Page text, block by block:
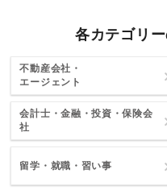
各カテゴリ
不動産会社・
エージェント
会計士・金融・投資・保険会
社
留学・就職・習い事